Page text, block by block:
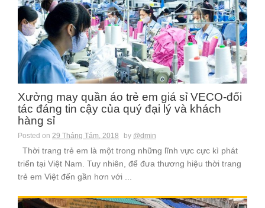
Xưởng may quần áo trẻ em giá sỉ VECO-đối
tác đáng tin cậy của quý đại lý và khách
hàng sỉ
Posted on 29 Tháng Tám, 2018 by @dmin
Thời trang trẻ em là một trong những lĩnh vực cực kì phát
triển tại Việt Nam. Tuy nhiên, để đưa thương hiệu thời trang
trẻ em Việt đến gần hơn với ...